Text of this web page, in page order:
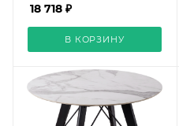
18 718 ₽
В КОРЗИНУ